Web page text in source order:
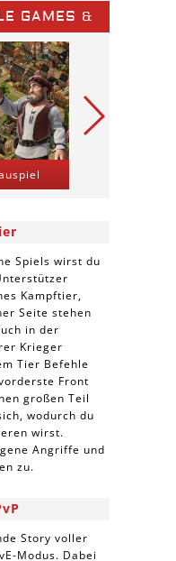
GAMES &
Spiels wirst du
Kampftier,
Seite stehen
in der
Krieger
Tier Befehle
Front
großen Teil
wodurch du
wirst.
Angriffe und
zu.
Story voller
Modus. Dabei